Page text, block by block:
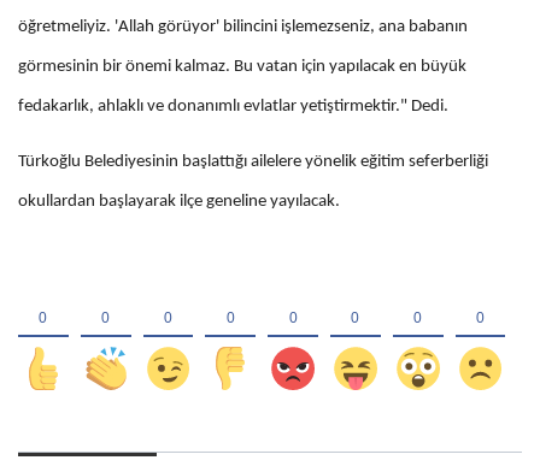
öğretmeliyiz. 'Allah görüyor' bilincini işlemezseniz, ana babanın
görmesinin bir önemi kalmaz. Bu vatan için yapılacak en büyük
fedakarlık, ahlaklı ve donanımlı evlatlar yetiştirmektir." Dedi.
Türkoğlu Belediyesinin başlattığı ailelere yönelik eğitim seferberliği
okullardan başlayarak ilçe geneline yayılacak.